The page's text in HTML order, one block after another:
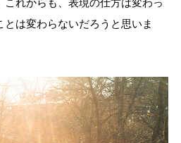
は変わらないだろうと思いま